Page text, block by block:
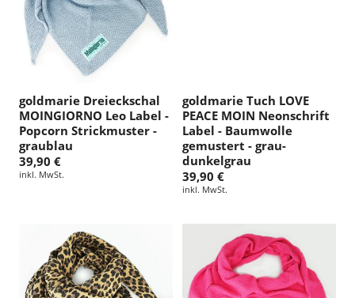
goldmarie Dreieckschal
MOINGIORNO Leo Label -
Popcorn Strickmuster -
graublau
39,90 €
inkl. MwSt.
goldmarie Tuch LOVE
PEACE MOIN Neonschrift
Label - Baumwolle
gemustert - grau-
dunkelgrau
39,90 €
inkl. MwSt.